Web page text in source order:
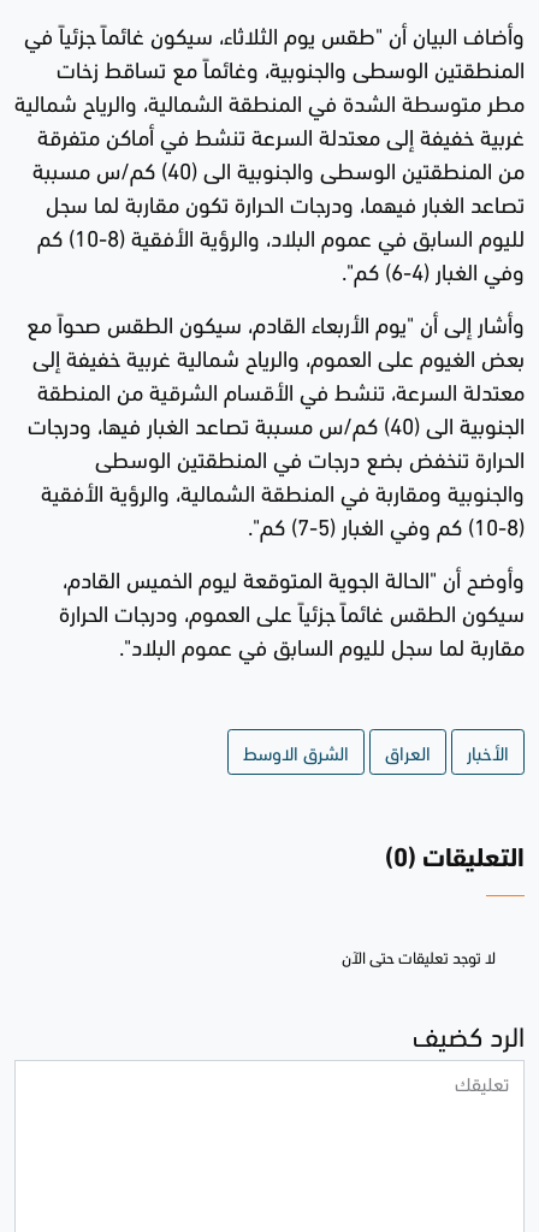
وأضاف البيان أن "طقس يوم الثلاثاء، سيكون غائماً جزئياً في
المنطقتين الوسطى والجنوبية، وغائماً مع تساقط زخات
مطر متوسطة الشدة في المنطقة الشمالية، والرياح شمالية
غربية خفيفة إلى معتدلة السرعة تنشط في أماكن متفرقة
من المنطقتين الوسطى والجنوبية الى (40) كم/س مسببة
تصاعد الغبار فيهما، ودرجات الحرارة تكون مقاربة لما سجل
لليوم السابق في عموم البلاد، والرؤية الأفقية (8-10) كم
وفي الغبار (4-6) كم".
وأشار إلى أن "يوم الأربعاء القادم، سيكون الطقس صحواً مع
بعض الغيوم على العموم، والرياح شمالية غربية خفيفة إلى
معتدلة السرعة، تنشط في الأقسام الشرقية من المنطقة
الجنوبية الى (40) كم/س مسببة تصاعد الغبار فيها، ودرجات
الحرارة تنخفض بضع درجات في المنطقتين الوسطى
والجنوبية ومقاربة في المنطقة الشمالية، والرؤية الأفقية
(8-10) كم وفي الغبار (5-7) كم".
وأوضح أن "الحالة الجوية المتوقعة ليوم الخميس القادم،
سيكون الطقس غائماً جزئياً على العموم، ودرجات الحرارة
مقاربة لما سجل لليوم السابق في عموم البلاد".
الأخبار العراق الشرق الاوسط
التعليقات (0)
لا توجد تعليقات حتى الآن
الرد كضيف